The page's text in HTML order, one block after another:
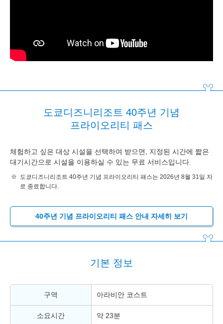
도쿄디즈니리조트 40주년 기념
프라이오리티 패스
체험하고 싶은 대상 시설을 선택하여 받으면, 지정된 시간에 짧은
대기시간으로 시설을 이용하실 수 있는 무료 서비스입니다.
도쿄디즈니리조트 40주년 기념 프라이오리티 패스는 2026년 8월 31일 자
로 종료합니다.
40주년 기념 프라이오리티 패스 안내 자세히 보기
기본 정보
구역 아라비안 코스트
소요시간 약 23분